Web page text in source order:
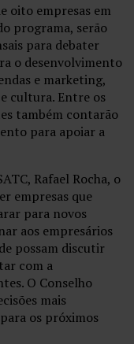
oito empresas em
programa, serão
para debater
o desenvolvimento
e marketing,
cultura. Entre os
também contarão
para apoiar a
Rafael Rocha, o
empresas que
para novos
aos empresários
possam discutir
com a
O Conselho
mais
os próximos